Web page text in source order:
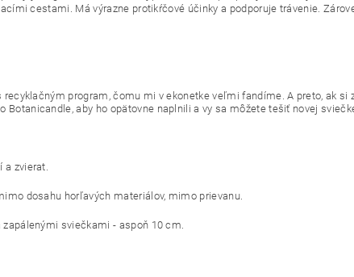
cestami. Má výrazne protikŕčové účinky a podporuje trávenie.
program, čomu mi v ekonetke veľmi fandíme. A preto, ak
Botanicandle, aby ho opätovne naplnili a vy sa môžete tešiť novej
a zvierat.
dosahu horľavých materiálov, mimo prievanu.
sviečkami - aspoň 10 cm.